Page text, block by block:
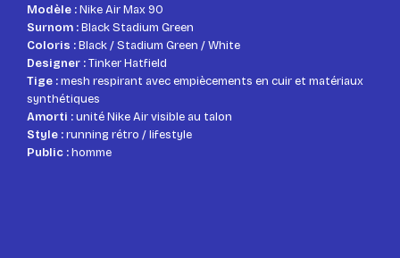
Modèle :Nike Air Max 90
Surnom :Black Stadium Green
Coloris :Black / Stadium Green / White
Designer :Tinker Hatfield
Tige :mesh respirant avec empiècements en cuir et matériaux
synthétiques
Amorti :unité Nike Air visible au talon
Style :running rétro / lifestyle
Public :homme